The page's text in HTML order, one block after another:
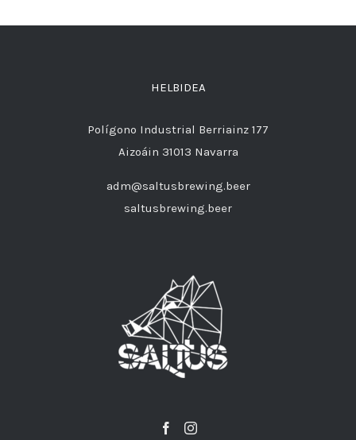
HELBIDEA
Polígono Industrial Berriainz 177
Aizoáin 31013 Navarra
adm@saltusbrewing.beer
saltusbrewing.beer